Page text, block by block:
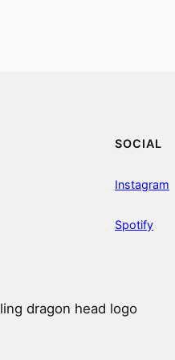
SOCIAL
Instagram
Spotify